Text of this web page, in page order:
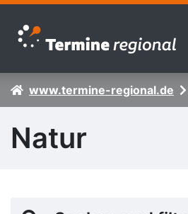
www.termine-regional.de
Natur